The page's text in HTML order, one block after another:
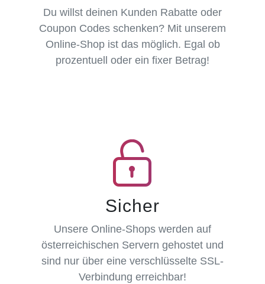
Du willst deinen Kunden Rabatte oder
Coupon Codes schenken? Mit unserem
Online-Shop ist das möglich. Egal ob
prozentuell oder ein fixer Betrag!
Sicher
Unsere Online-Shops werden auf
österreichischen Servern gehostet und
sind nur über eine verschlüsselte SSL-
Verbindung erreichbar!